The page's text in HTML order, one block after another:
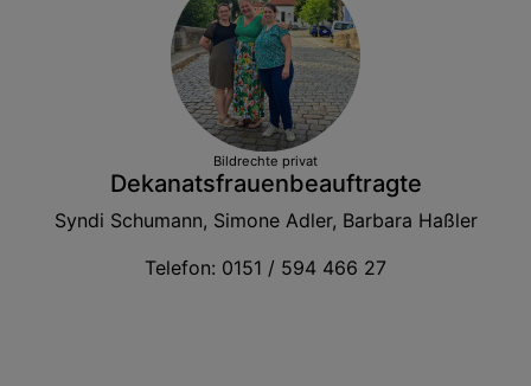
Bildrechte privat
Dekanatsfrauenbeauftragte
Syndi Schumann, Simone Adler, Barbara Haßler
Telefon: 0151 / 594 466 27